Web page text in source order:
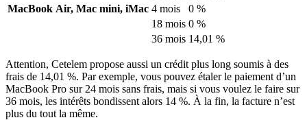
MacBook Air, Mac mini, iMac 4 mois
0 %
18 mois 0 %
36 mois 14,01 %
Attention, Cetelem propose aussi un crédit plus long soumis à des
frais de 14,01 %. Par exemple, vous pouvez étaler le paiement d’un
MacBook Pro sur 24 mois sans frais, mais si vous voulez le faire sur
36 mois, les intérêts bondissent alors 14 %. À la fin, la facture n’est
plus du tout la même.